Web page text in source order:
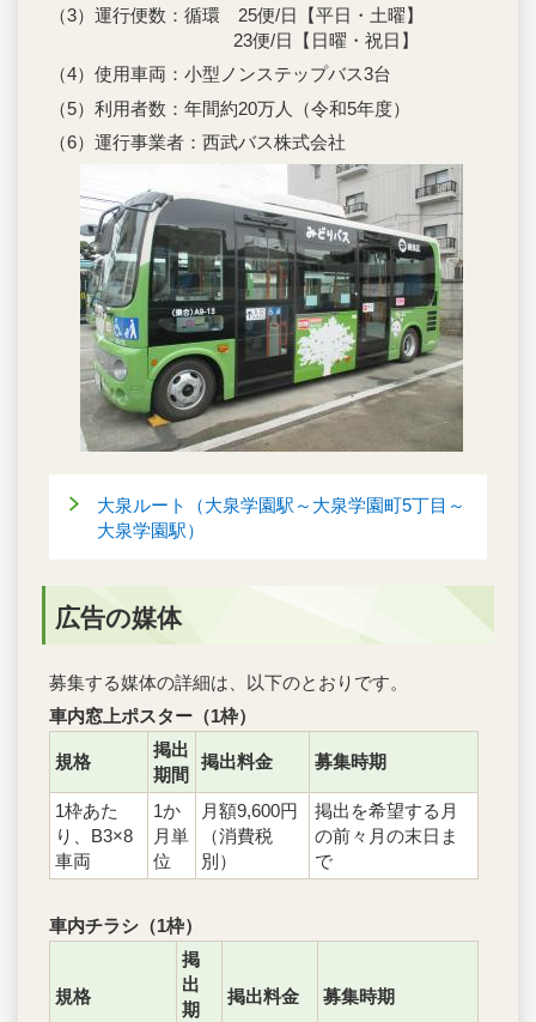
（3）運行便数：循環 25便/日【平日・土曜】
23便/日【日曜・祝日】
（4）使用車両：小型ノンステップバス3台
（5）利用者数：年間約20万人（令和5年度）
（6）運行事業者：西武バス株式会社
大泉ルート（大泉学園駅～大泉学園町5丁目～
大泉学園駅）
広告の媒体
募集する媒体の詳細は、以下のとおりです。
車内窓上ポスター（1枠）
規格
掲出
期間
掲出料金 募集時期
1枠あた
り、B3×8
車両
1か
月単
位
月額9,600円
（消費税
別）
掲出を希望する月
の前々月の末日ま
で
車内チラシ（1枠）
規格
掲
出
期
掲出料金 募集時期